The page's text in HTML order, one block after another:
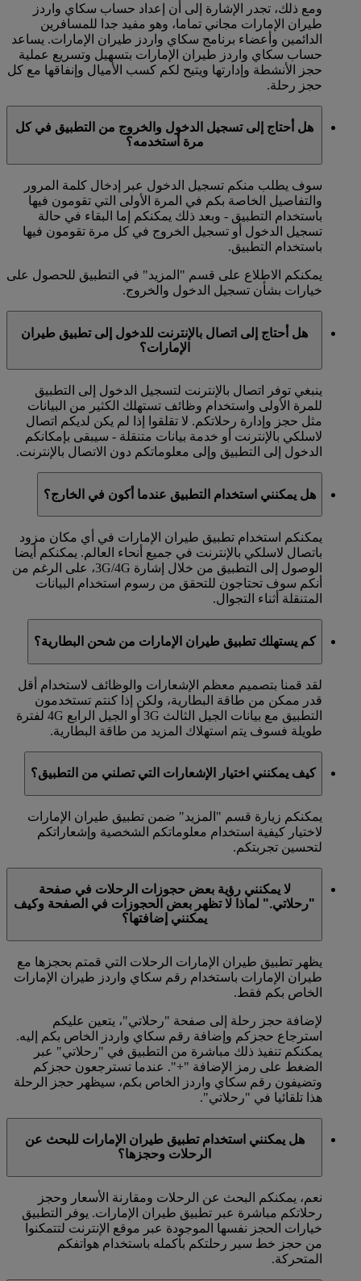
ومع ذلك، تجدر الإشارة إلى أن إعداد حساب سكاي واردز
طيران الإمارات مجاني تماما، وهو مفيد جدا للمسافرين
الدائمين وأعضاء برنامج سكاي واردز طيران الإمارات. يساعد
حساب سكاي واردز طيران الإمارات بتسهيل وتسريع عملية
حجز الأنشطة وإدارتها ويتيح لكم كسب الأميال وإنفاقها مع كل
حجز رحلة.
هل أحتاج إلى تسجيل الدخول والخروج من التطبيق في كل
مرة أستخدمه؟
سوف يطلب منكم تسجيل الدخول عبر إدخال كلمة المرور
والتفاصيل الخاصة بكم في المرة الأولى التي تقومون فيها
باستخدام التطبيق - وبعد ذلك يمكنكم إما البقاء في حالة
تسجيل الدخول أو تسجيل الخروج في كل مرة تقومون فيها
باستخدام التطبيق.
يمكنكم الاطلاع على قسم "المزيد" في التطبيق للحصول على
خيارات بشأن تسجيل الدخول والخروج.
هل أحتاج إلى اتصال بالإنترنت للدخول إلى تطبيق طيران
الإمارات؟
ينبغي توفر اتصال بالإنترنت لتسجيل الدخول إلى التطبيق
للمرة الأولى واستخدام وظائف تستهلك الكثير من البيانات
مثل حجز وإدارة رحلاتكم. لا تقلقوا إذا لم يكن لديكم اتصال
لاسلكي بالإنترنت أو خدمة بيانات متنقلة - سيبقى بإمكانكم
الدخول إلى التطبيق وإلى معلوماتكم دون الاتصال بالإنترنت.
هل يمكنني استخدام التطبيق عندما أكون في الخارج؟
يمكنكم استخدام تطبيق طيران الإمارات في أي مكان مزود
باتصال لاسلكي بالإنترنت في جميع أنحاء العالم. يمكنكم أيضا
الوصول إلى التطبيق من خلال إشارة 3G/4G، على الرغم من
أنكم سوف تحتاجون للتحقق من رسوم استخدام البيانات
المتنقلة أثناء التجوال.
كم يستهلك تطبيق طيران الإمارات من شحن البطارية؟
لقد قمنا بتصميم معظم الإشعارات والوظائف لاستخدام أقل
قدر ممكن من طاقة البطارية، ولكن إذا كنتم تستخدمون
التطبيق مع بيانات الجيل الثالث 3G أو الجيل الرابع 4G لفترة
طويلة فسوف يتم استهلاك المزيد من طاقة البطارية.
كيف يمكنني اختيار الإشعارات التي تصلني من التطبيق؟
يمكنكم زيارة قسم "المزيد" ضمن تطبيق طيران الإمارات
لاختيار كيفية استخدام معلوماتكم الشخصية وإشعاراتكم
لتحسين تجربتكم.
لا يمكنني رؤية بعض حجوزات الرحلات في صفحة
"رحلاتي." لماذا لا تظهر بعض الحجوزات في الصفحة وكيف
يمكنني إضافتها؟
يظهر تطبيق طيران الإمارات الرحلات التي قمتم بحجزها مع
طيران الإمارات باستخدام رقم سكاي واردز طيران الإمارات
الخاص بكم فقط.
لإضافة حجز رحلة إلى صفحة "رحلاتي"، يتعين عليكم
استرجاع حجزكم وإضافة رقم سكاي واردز الخاص بكم إليه.
يمكنكم تنفيذ ذلك مباشرة من التطبيق في "رحلاتي" عبر
الضغط على رمز الإضافة "+". عندما تسترجعون حجزكم
وتضيفون رقم سكاي واردز الخاص بكم، سيظهر حجز الرحلة
هذا تلقائيا في "رحلاتي".
هل يمكنني استخدام تطبيق طيران الإمارات للبحث عن
الرحلات وحجزها؟
نعم، يمكنكم البحث عن الرحلات ومقارنة الأسعار وحجز
رحلاتكم مباشرة عبر تطبيق طيران الإمارات. يوفر التطبيق
خيارات الحجز نفسها الموجودة عبر موقع الإنترنت لتتمكنوا
من حجز خط سير رحلتكم بأكمله باستخدام هواتفكم
المتحركة.